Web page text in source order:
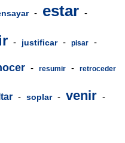
- estar -
- justificar - pisar -
- resumir - retroceder
- soplar - venir -